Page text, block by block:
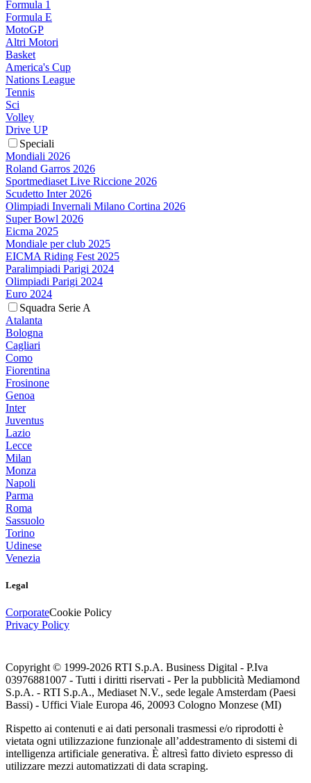
Formula 1
Formula E
MotoGP
Altri Motori
Basket
America's Cup
Nations League
Tennis
Sci
Volley
Drive UP
Speciali
Mondiali 2026
Roland Garros 2026
Sportmediaset Live Riccione 2026
Scudetto Inter 2026
Olimpiadi Invernali Milano Cortina 2026
Super Bowl 2026
Eicma 2025
Mondiale per club 2025
EICMA Riding Fest 2025
Paralimpiadi Parigi 2024
Olimpiadi Parigi 2024
Euro 2024
Squadra Serie A
Atalanta
Bologna
Cagliari
Como
Fiorentina
Frosinone
Genoa
Inter
Juventus
Lazio
Lecce
Milan
Monza
Napoli
Parma
Roma
Sassuolo
Torino
Udinese
Venezia
Legal
CorporateCookie Policy
Privacy Policy
Copyright © 1999-2026 RTI S.p.A. Business Digital - P.Iva
03976881007 - Tutti i diritti riservati - Per la pubblicità Mediamond
S.p.A. - RTI S.p.A., Mediaset N.V., sede legale Amsterdam (Paesi
Bassi) - Uffici Viale Europa 46, 20093 Cologno Monzese (MI)
Rispetto ai contenuti e ai dati personali trasmessi e/o riprodotti è
vietata ogni utilizzazione funzionale all’addestramento di sistemi di
intelligenza artificiale generativa. È altresì fatto divieto espresso di
utilizzare mezzi automatizzati di data scraping.